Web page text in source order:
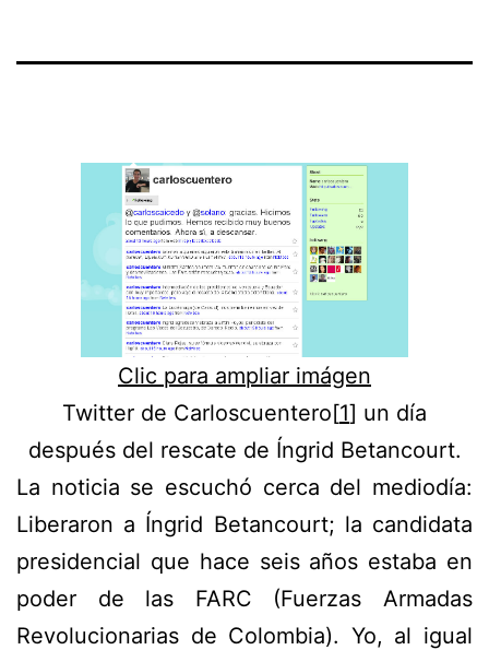
Clic para ampliar imágen
Twitter de Carloscuentero[1] un día
después del rescate de Íngrid Betancourt.
La noticia se escuchó cerca del mediodía:
Liberaron a Íngrid Betancourt; la candidata
presidencial que hace seis años estaba en
poder de las FARC (Fuerzas Armadas
Revolucionarias de Colombia). Yo, al igual